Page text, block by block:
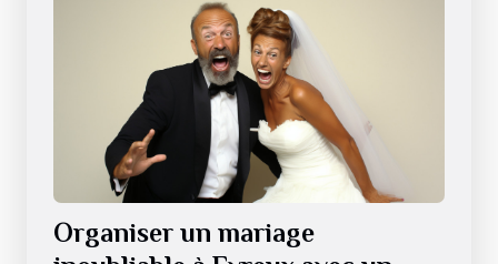
Organiser un mariage